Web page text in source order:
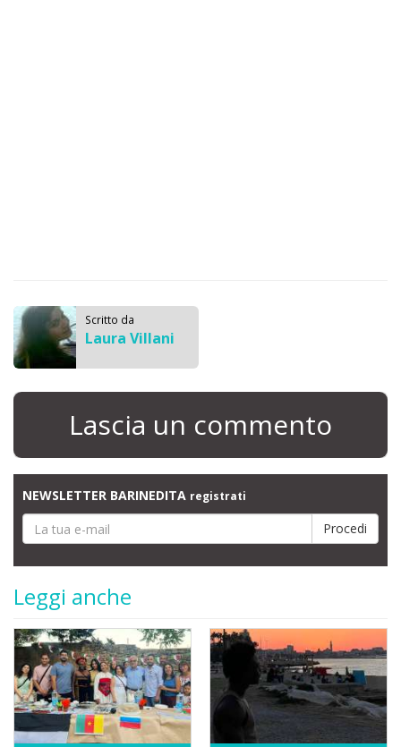
Scritto da
Laura Villani
Lascia un commento
NEWSLETTER BARINEDITA registrati
Leggi anche